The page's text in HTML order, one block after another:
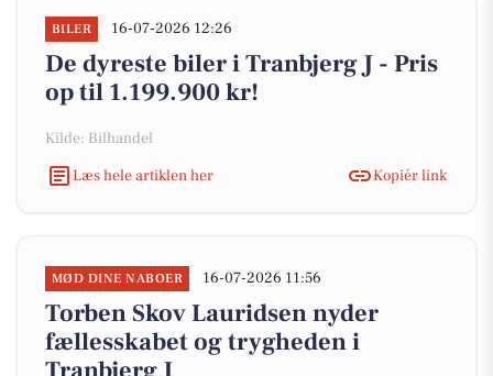
BILER 16-07-2026 12:26
De dyreste biler i Tranbjerg J - Pris
op til 1.199.900 kr!
Kilde: Bilhandel
Læs hele artiklen her
Kopiér link
MØD DINE NABOER 16-07-2026 11:56
Torben Skov Lauridsen nyder
fællesskabet og trygheden i